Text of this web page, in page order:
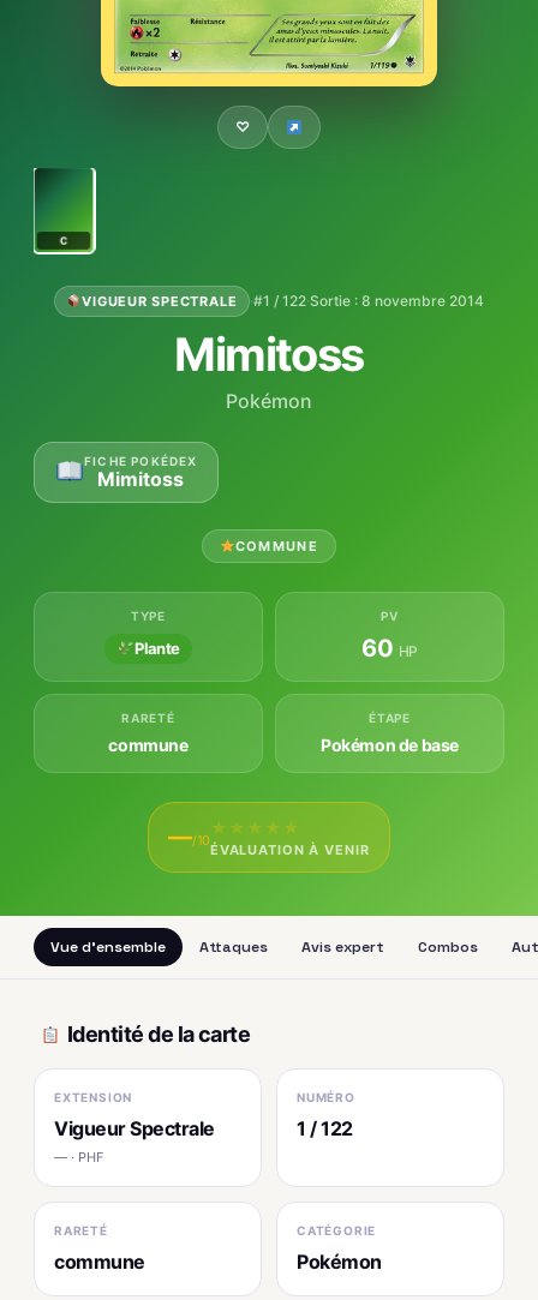
♡
C
VIGUEUR SPECTRALE ·#1 / 122·Sortie : 8 novembre 2014
Mimitoss
Pokémon
FICHE POKÉDEX
Mimitoss
COMMUNE
TYPE
Plante
PV
60 HP
RARETÉ
commune
ÉTAPE
Pokémon de base
—/10
★ ★ ★ ★ ★
ÉVALUATION À VENIR
Vue d'ensemble Attaques Avis expert Combos
Identité de la carte
EXTENSION
Vigueur Spectrale
— · PHF
NUMÉRO
1 / 122
RARETÉ
commune
CATÉGORIE
Pokémon